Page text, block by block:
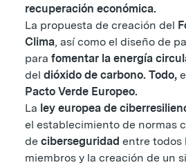
recuperación económica.
La propuesta de creación del
Clima, así como el diseño de
para fomentar la energía
del dióxido de carbono. Todo,
Pacto Verde Europeo.
La ley europea de
el establecimiento de normas
de ciberseguridad entre todos
miembros y la creación de un